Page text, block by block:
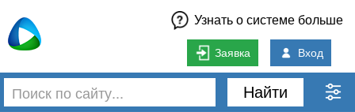
Узнать о системе больше
Заявка Вход
Найти